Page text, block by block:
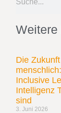
Weitere
Die
Inclusive
Intelligenz
sind
3. Juni 2026